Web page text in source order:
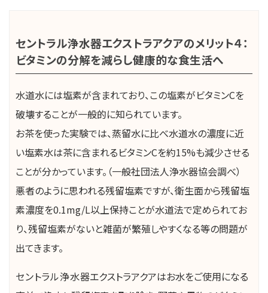
セントラル浄水器エクストラアクアのメリット４：
ビタミンの分解を減らし健康的な食生活へ
水道水には塩素が含まれており、この塩素がビタミンCを
破壊することが一般的に知られています。
お茶を使った実験では、蒸留水に比べ水道水の濃度に近
い塩素水は茶に含まれるビタミンCを約15%も減少させる
ことが分かっています。（一般社団法人浄水器協会調べ）
悪者のように思われる残留塩素ですが、衛生面から残留塩
素濃度を0.1mg/L以上保持ことが水道法で定められてお
り、残留塩素がないと雑菌が繁殖しやすくなる等の問題が
出てきます。
セントラル浄水器エクストラアクアはお水をご使用になる